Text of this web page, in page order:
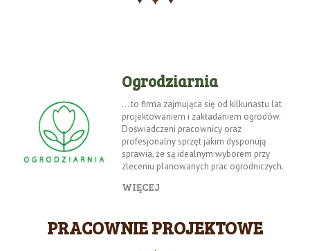
Ogrodziarnia
… to firma zajmująca się od kilkunastu lat
projektowaniem i zakładaniem ogrodów.
Doświadczeni pracownicy oraz
profesjonalny sprzęt jakim dysponują
sprawia, że są idealnym wyborem przy
zleceniu planowanych prac ogrodniczych.
WIĘCEJ
PRACOWNIE PROJEKTOWE